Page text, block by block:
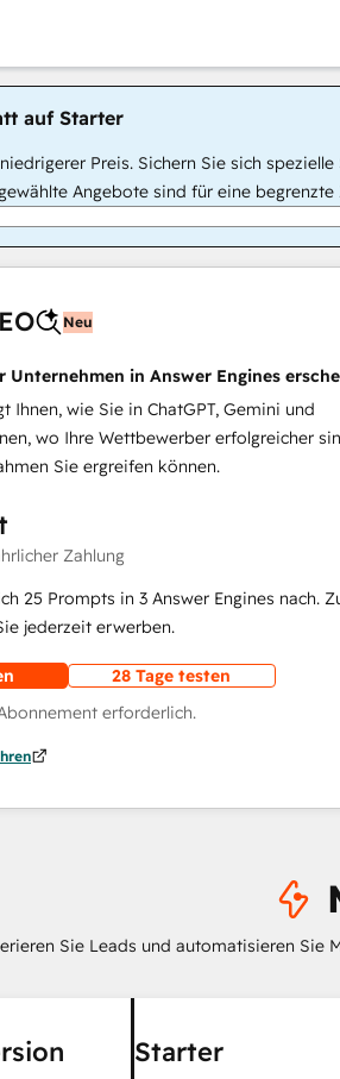
auf Starter
Preis. Sichern Sie sich
Angebote sind für eine begrenzte
Neu
Unternehmen in Answer Engines
Ihnen, wie Sie in ChatGPT, Gemini und
wo Ihre Wettbewerber erfolgreicher
Sie ergreifen können.
Zahlung
25 Prompts in 3 Answer Engines nach.
jederzeit erwerben.
28 Tage testen
erforderlich.
Sie Leads und automatisieren Sie
Starter